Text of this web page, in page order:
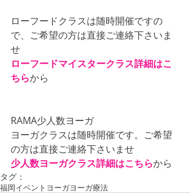
ローフードクラスは随時開催ですの
で、ご希望の方は直接ご連絡下さいま
せ
ローフードマイスタークラス詳細はこ
ちらから
RAMA少人数ヨーガ
ヨーガクラスは随時開催です。ご希望
の方は直接ご連絡下さいませ
少人数ヨーガクラス詳細はこちらから
タグ：
福岡イベント ヨーガヨーガ療法